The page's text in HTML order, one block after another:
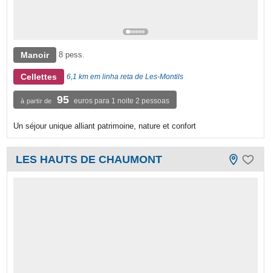
Manoir 8 pess.
Cellettes 6,1 km em linha reta de Les-Montils
à partir de 95 euros para 1 noite 2 pessoas
Un séjour unique alliant patrimoine, nature et confort
LES HAUTS DE CHAUMONT